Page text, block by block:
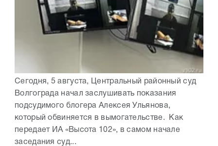
Сегодня, 5 августа, Центральный районный суд
Волгограда начал заслушивать показания
подсудимого блогера Алексея Ульянова,
который обвиняется в вымогательстве. Как
передает ИА «Высота 102», в самом начале
заседания суд...